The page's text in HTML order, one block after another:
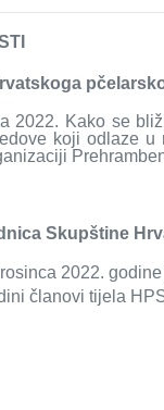
2022. Kako se
koji odlaze u
Skupštine
2022.
članovi tijela